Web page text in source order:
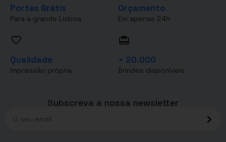
Portes Grátis
Para a grande Lisboa
Orçamento
Em apenas 24h
Qualidade
Impressão própria
+ 20.000
Brindes disponíveis
Subscreva a nossa newsletter